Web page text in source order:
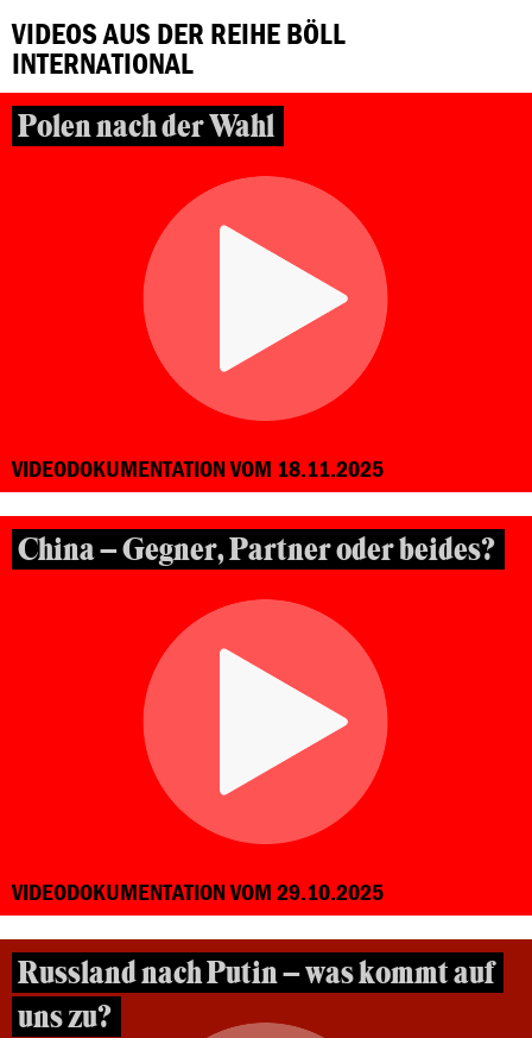
VIDEOS AUS DER REIHE BÖLL
INTERNATIONAL
Polen nach der Wahl
VIDEODOKUMENTATION VOM 18.11.2025
China – Gegner, Partner oder beides?
VIDEODOKUMENTATION VOM 29.10.2025
Russland nach Putin – was kommt auf
uns zu?